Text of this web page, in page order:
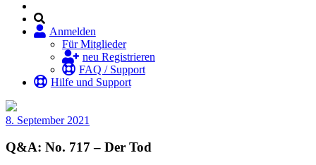
Anmelden
Für Mitglieder
neu Registrieren
FAQ / Support
Hilfe und Support
8. September 2021
Q&A: No. 717 – Der Tod